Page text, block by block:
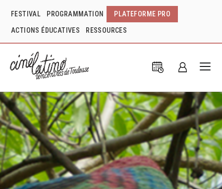
FESTIVAL PROGRAMMATION PLATEFORME PRO
ACTIONS ÉDUCATIVES RESSOURCES